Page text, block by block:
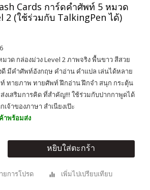
Cards การ์ดคำศัพท์ 5 หมวด
2 (ใช้ร่วมกับ TalkingPen ได้)
วด กล่องม่วง Level 2 ภาพจริง พื้นขาว สีสวย
มีคำศัพท์อังกฤษ คำอ่าน คำแปล เล่นได้หลาย
ทายภาพ ทายศัพท์ ฝึกอ่าน ฝึกจำ สนุก กระตุ้น
งเสริมการคิด ที่สำคัญ!!! ใช้ร่วมกับปากกาพูดได้
จ้าของภาษา สำเนียงเป๊ะ
าพร้อมส่ง
หยิบใส่ตะกร้า
ยการโปรด เพิ่มไปเปรียบเทียบ